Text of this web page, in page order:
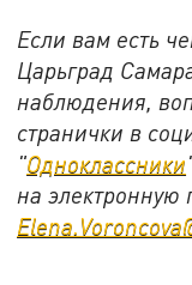
Если вам есть
Царьград
наблюдения,
странички в
"Одноклассники
на электронную